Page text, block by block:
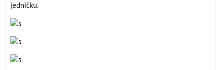
jedničku.